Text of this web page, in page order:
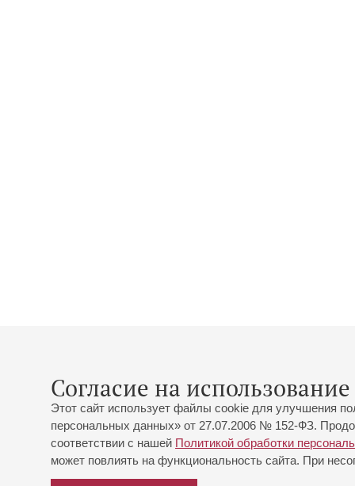
Согласие на
Этот сайт использует файлы cookie для улучшения
персональных данных» от 27.07.2006 № 152-ФЗ.
соответствии с нашей Политикой обработки
может повлиять на функциональность сайта. При